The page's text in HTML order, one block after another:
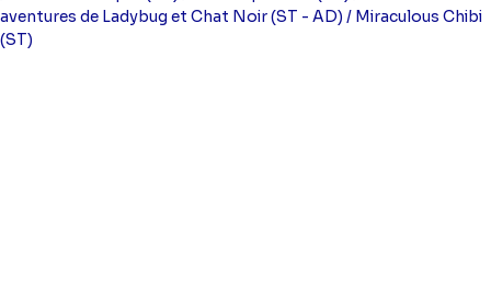
aventures de Ladybug et Chat Noir (ST - AD) / Miraculous Chibi
(ST)